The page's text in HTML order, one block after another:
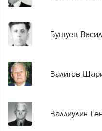
Бушуев
Валитов
Валлиулин